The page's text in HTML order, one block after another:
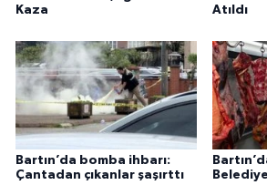
Kaza
Atıldı
Bartın’da bomba ihbarı:
Çantadan çıkanlar şaşırttı